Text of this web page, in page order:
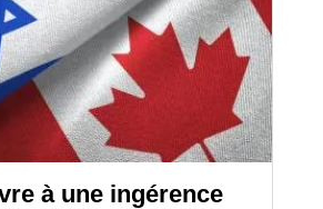
à une ingérence